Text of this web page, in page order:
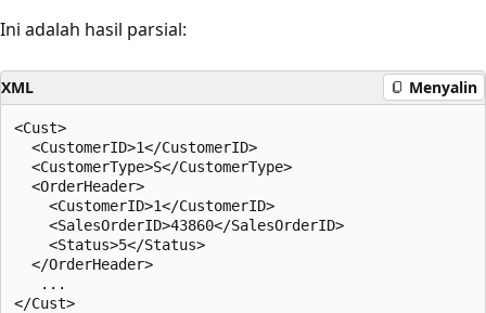
Ini adalah hasil parsial:
XML Menyalin
<Cust>
  <CustomerID>1</CustomerID>
  <CustomerType>S</CustomerType>
  <OrderHeader>
    <CustomerID>1</CustomerID>
    <SalesOrderID>43860</SalesOrderID>
    <Status>5</Status>
  </OrderHeader>
   ...
</Cust>